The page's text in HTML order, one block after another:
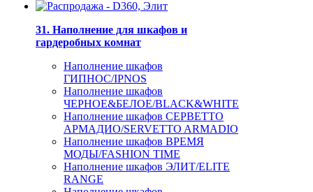
31. Наполнение для шкафов и
гардеробных комнат
Наполнение шкафов
ГИПНОС/IPNOS
Наполнение шкафов
ЧЕРНОЕ&БЕЛОЕ/BLACK&WHITE
Наполнение шкафов СЕРВЕТТО
АРМАДИО/SERVETTO ARMADIO
Наполнение шкафов ВРЕМЯ
МОДЫ/FASHION TIME
Наполнение шкафов ЭЛИТ/ELITE
RANGE